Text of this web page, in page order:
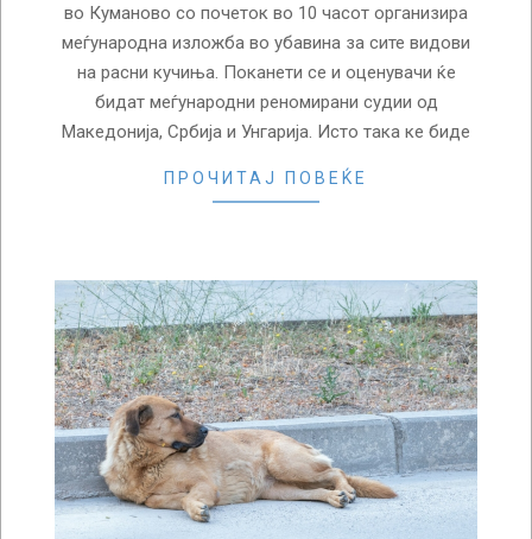
во Куманово со почеток во 10 часот организира
меѓународна изложба во убавина за сите видови
на расни кучиња. Поканети се и оценувачи ќе
бидат меѓународни реномирани судии од
Македонија, Србија и Унгарија. Исто така ке биде
ПРОЧИТАЈ ПОВЕЌЕ